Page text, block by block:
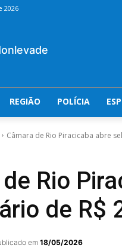
2026
REGIÃO POLÍCIA
Câmara de Rio Piracicaba abre
Rio
de R$
em 18/05/2026